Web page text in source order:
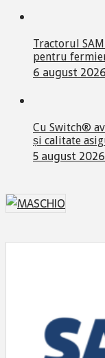
Tractorul
pentru
6 august
Cu Switch®
și calitate
5 august 2026